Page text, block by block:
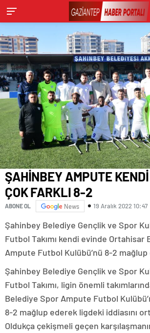
ŞAHİNBEY AMPUTE
ÇOK FARKLI 8-2
ABONE OL News 19 Aralık 2022 10:47
Şahinbey Belediye Gençlik ve Spor
Futbol Takımı kendi evinde Ortahisar
Ampute Futbol Kulübü’nü 8-2 mağlup
Şahinbey Belediye Gençlik ve Spor
Futbol Takımı, ligin önemli
Belediye Spor Ampute Futbol
8-2 mağlup ederek ligdeki iddiasını
Oldukça çekişmeli geçen